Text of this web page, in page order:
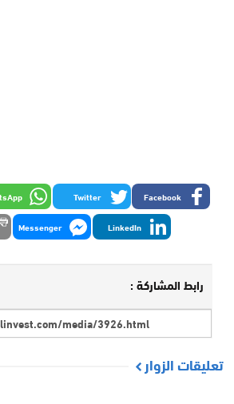
Facebook
Twitter
LinkedIn
Messenger
رابط المشاركة :
تعليقات الزوار